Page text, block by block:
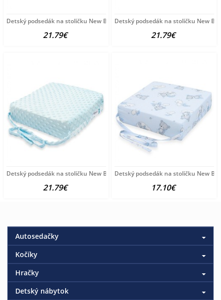
Detský podsedák na stoličku New Baby STANDARD Minky black
21.79€
Detský podsedák na stoličku New
21.79€
Detský podsedák na stoličku New Baby STANDARD Minky blue modrá
21.79€
Detský podsedák na stoličku New
17.10€
Autosedačky
Kočíky
Hračky
Detský nábytok